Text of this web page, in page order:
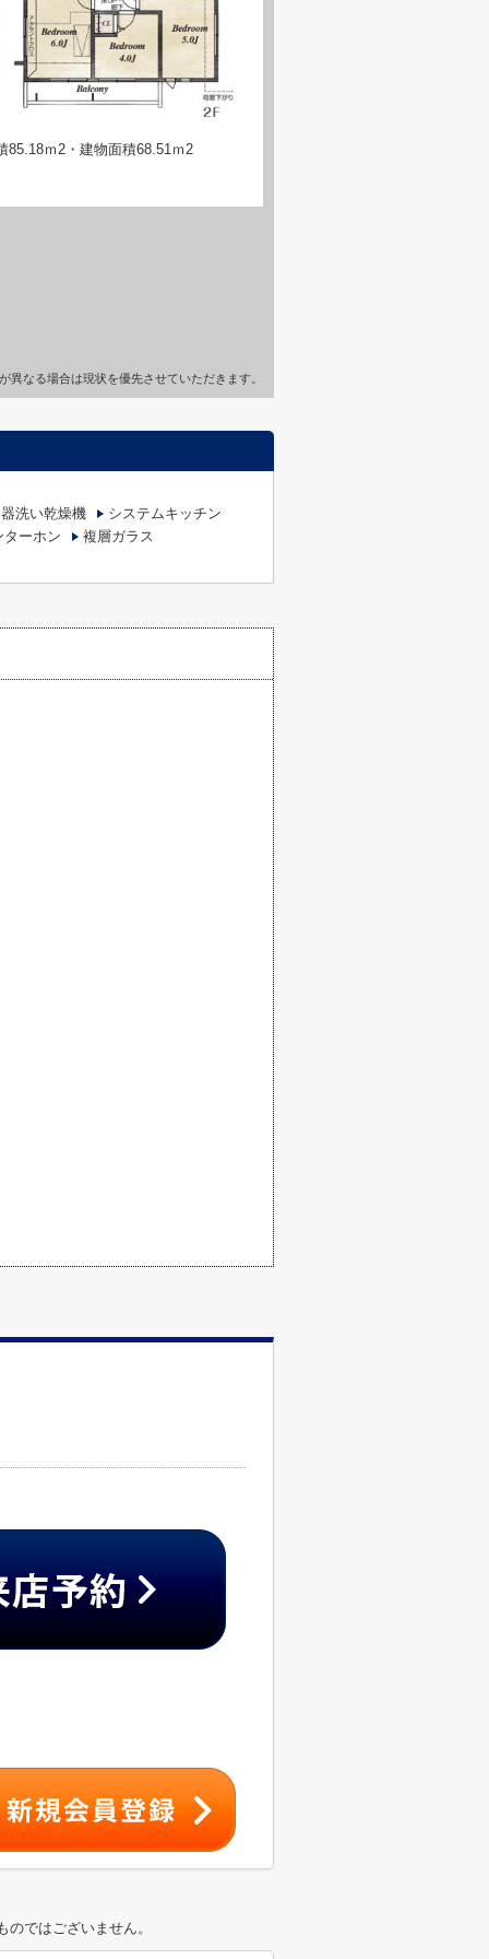
85.18ｍ2・建物面積68.51ｍ2
なる場合は現状を優先させていただきます。
洗い乾燥機
システムキッチン
ーホン
複層ガラス
ではございません。